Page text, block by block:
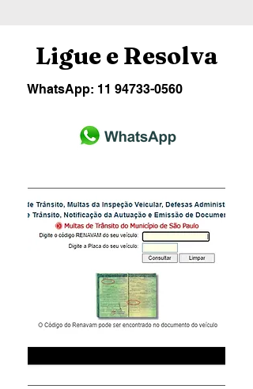
Ligue e Resolva
WhatsApp: 11 94733-0560